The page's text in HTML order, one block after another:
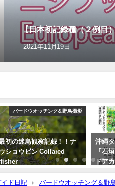
【日本初記録種（２例目
2021年11月19日
バードウオッチング＆野鳥撮影
初の迷鳥観察記録！！ナ
ショウビン Collared
沖縄
「石
ドア
ド日記 バードウオッチング＆野